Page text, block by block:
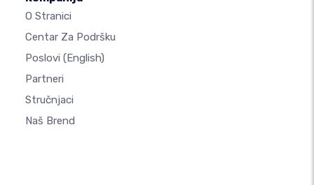
O Stranici
Centar Za Podršku
Poslovi (English)
Partneri
Stručnjaci
Naš Brend